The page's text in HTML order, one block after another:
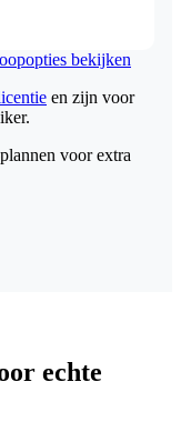
bekijken
en zijn voor
voor extra
echte